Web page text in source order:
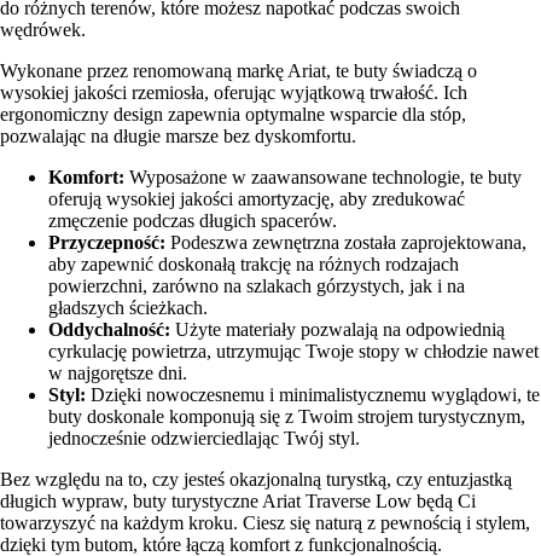
do różnych terenów, które możesz napotkać podczas swoich
wędrówek.
Wykonane przez renomowaną markę Ariat, te buty świadczą o
wysokiej jakości rzemiosła, oferując wyjątkową trwałość. Ich
ergonomiczny design zapewnia optymalne wsparcie dla stóp,
pozwalając na długie marsze bez dyskomfortu.
Komfort: Wyposażone w zaawansowane technologie, te buty
oferują wysokiej jakości amortyzację, aby zredukować
zmęczenie podczas długich spacerów.
Przyczepność: Podeszwa zewnętrzna została zaprojektowana,
aby zapewnić doskonałą trakcję na różnych rodzajach
powierzchni, zarówno na szlakach górzystych, jak i na
gładszych ścieżkach.
Oddychalność: Użyte materiały pozwalają na odpowiednią
cyrkulację powietrza, utrzymując Twoje stopy w chłodzie nawet
w najgorętsze dni.
Styl: Dzięki nowoczesnemu i minimalistycznemu wyglądowi, te
buty doskonale komponują się z Twoim strojem turystycznym,
jednocześnie odzwierciedlając Twój styl.
Bez względu na to, czy jesteś okazjonalną turystką, czy entuzjastką
długich wypraw, buty turystyczne Ariat Traverse Low będą Ci
towarzyszyć na każdym kroku. Ciesz się naturą z pewnością i stylem,
dzięki tym butom, które łączą komfort z funkcjonalnością.